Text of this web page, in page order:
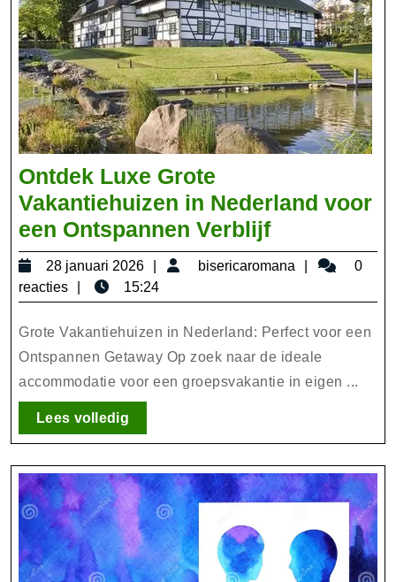
Ontdek Luxe Grote
Vakantiehuizen in Nederland voor
een Ontspannen VerblijfOntdek
Luxe
Grote
in
Nederland
voor
Ontspannen
Verblijf
28 januari 2026
28
2026
bisericaromana
0
reacties
15:24
Grote Vakantiehuizen in Nederland: Perfect voor een
Ontspannen Getaway Op zoek naar de ideale
accommodatie voor een groepsvakantie in eigen ...
Lees volledigLees
volledig